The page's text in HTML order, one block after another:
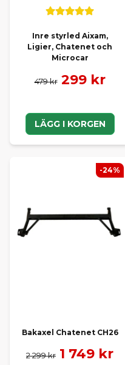
Inre styrled Aixam,
Ligier, Chatenet och
Microcar
479 kr 299 kr
LÄGG I KORGEN
Bakaxel Chatenet CH26
2 299 kr 1 749 kr
-24%